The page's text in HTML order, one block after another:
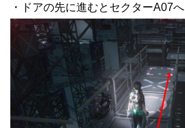
・ドアの先に進むとセクターA07へ